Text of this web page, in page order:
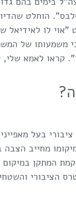
הוחלט
"אוי לו
משמעותו של
קראו לאמא
בעל
מחייב הצבה
המתקן
הציבורי